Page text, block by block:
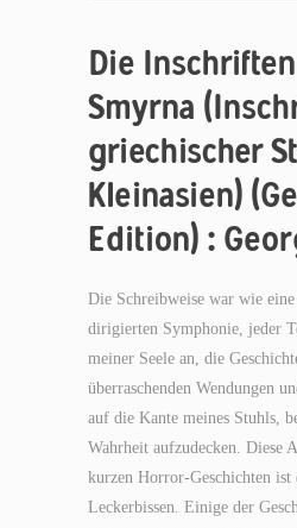
Die
Smyrna
griechischer
Kleinasien)
Edition) :
Die Schreibweise war wie
dirigierten Symphonie, jeder
meiner Seele an, die
überraschenden Wendungen
auf die Kante meines Stuhls,
Wahrheit aufzudecken. Diese
kurzen Horror-Geschichten ist
Leckerbissen. Einige der